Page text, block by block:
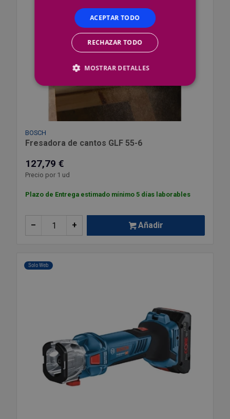
BOSCH
Fresadora de cantos GLF 55-6
127,79 €
Precio por 1 ud
Plazo de Entrega estimado mínimo 5 días laborables
+
– Añadir
Solo Web
ACEPTAR TODO
RECHAZAR TODO
MOSTRAR DETALLES